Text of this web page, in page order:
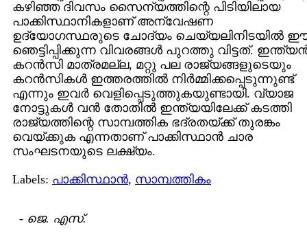
കഴിഞ്ഞ ദിവസം സൈന്യത്തിന്റെ പിടിയിലായ
പാക്കിസ്ഥാനികളാണ് അന്വേഷണ
ഉദ്യോഗസ്ഥരുടെ ചോദ്യം ചെയ്യലിനിടയില്‍
ഞെട്ടിപ്പിക്കുന്ന വിവരങ്ങള്‍ പുറത്തു വിട്ടത്.
കറന്‍സി മാത്രമല്ല, മറ്റു പല രാജ്യങ്ങളുടെയും
കറന്‍സികള്‍ ഇത്തരത്തില്‍ നിര്‍മ്മിക്കപ്പെടുന്നുണ്ട്
എന്നും ഇവര്‍ വെളിപ്പെടുത്തുകയുണ്ടായി. വ്യാജ
നോട്ടുകള്‍ വന്‍ തോതില്‍ ഇന്ത്യയിലേക്ക് കടത്തി
രാജ്യത്തിന്റെ സാമ്പത്തിക ഭദ്രതയ്ക്ക് തുരങ്കം
വെയ്ക്കുക എന്നതാണ് പാക്കിസ്ഥാന്‍ ചാര
സംഘടനയുടെ ലക്ഷ്യം.
Labels: പാക്കിസ്ഥാന്‍, സാമ്പത്തികം
- ജെ. എസ്.